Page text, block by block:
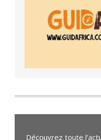
Découvrez toute